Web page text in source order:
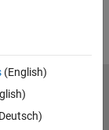
(English)